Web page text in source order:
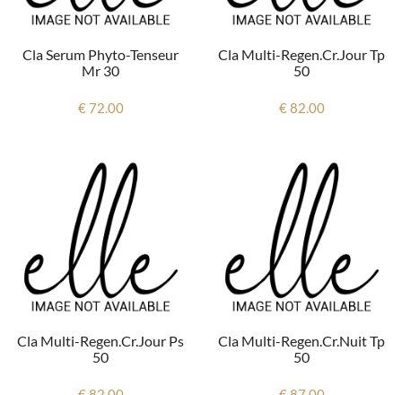
Cla Serum Phyto-Tenseur
Mr 30
€ 72.00
Cla Multi-Regen.cr.jour Tp
50
€ 82.00
Cla Multi-Regen.cr.jour Ps
50
Cla Multi-Regen.cr.nuit Tp
50